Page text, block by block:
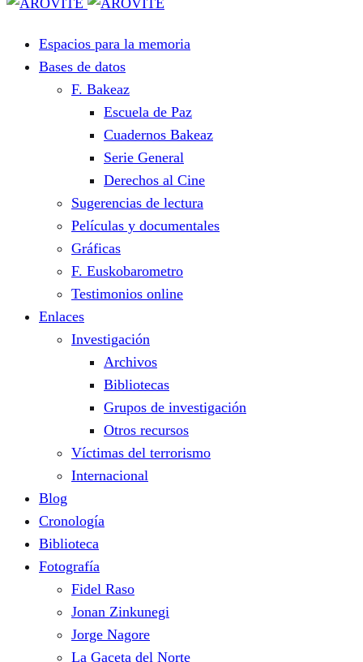
Espacios para la memoria
Bases de datos
F. Bakeaz
Escuela de Paz
Cuadernos Bakeaz
Serie General
Derechos al Cine
Sugerencias de lectura
Películas y documentales
Gráficas
F. Euskobarometro
Testimonios online
Enlaces
Investigación
Archivos
Bibliotecas
Grupos de investigación
Otros recursos
Víctimas del terrorismo
Internacional
Blog
Cronología
Biblioteca
Fotografía
Fidel Raso
Jonan Zinkunegi
Jorge Nagore
La Gaceta del Norte